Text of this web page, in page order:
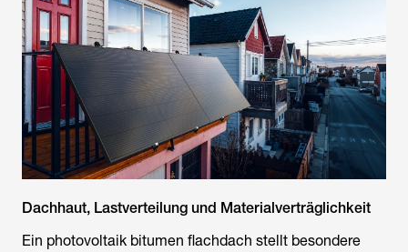
Dachhaut, Lastverteilung und Materialverträglichkeit
Ein photovoltaik bitumen flachdach stellt besondere